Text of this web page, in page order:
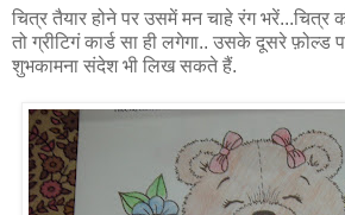
चित्र तैयार होने पर उसमें मन चाहे रंग भरें...चित्र
तो ग्रीटिगं कार्ड सा ही लगेगा.. उसके दूसरे
शुभकामना संदेश भी लिख सकते हैं.